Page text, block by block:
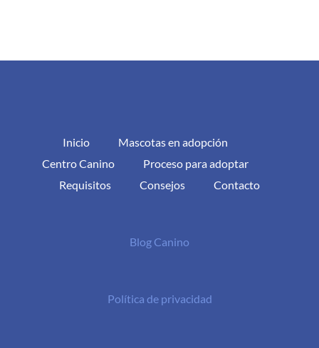
Inicio
Mascotas en adopción
Centro Canino
Proceso para adoptar
Requisitos
Consejos Contacto
Blog Canino
Política de privacidad